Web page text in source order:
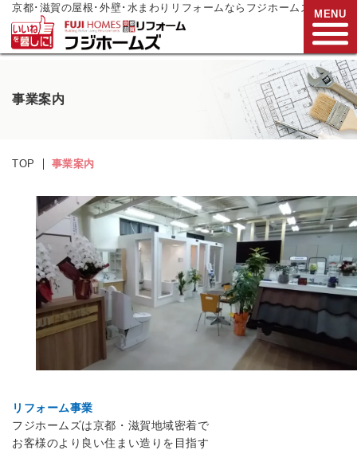
京都･滋賀の屋根･外壁･水まわりリフォームならフジホームズ
0120-272-833
水曜日定休
リフォームメニュー
リフォーム事例
リフォーム現場リポート
リフォーム支援制度
協力業者募集
MENU
事業案内
TOP 事業案内
リフォーム事業
フジホームズは京都・滋賀地域密着で
お客様のより良い住まい造りを目指す